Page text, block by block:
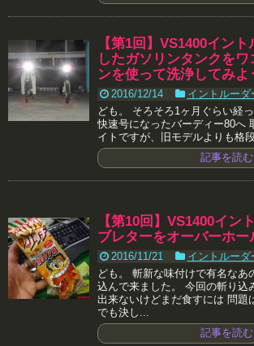
【第1回】VS1400イン
したガソリンタンクをワ
ンを使って洗浄してみよ
2016/12/14
イントルーダ
ども。 そろそろ1ヶ月ぐらい経
快速号になったバーディー80へ
イトですが、旧モデルよりも格
記事を読む
【第10回】VS1400イン
ブレターをオーバーホー
2016/11/21
イントルーダ
ども。 斬新な味付けで有名なあ
込んで来ました。 今回の斬り込
出来ないけどまだ食すには 問題
でも決し...
記事を読む